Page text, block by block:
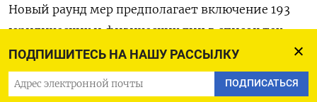
ПОДПИШИТЕСЬ НА НАШУ РАССЫЛКУ
ПОДПИСАТЬСЯ
Новый раунд мер предполагает включение 193
юридических и физических лиц в список тех,
кому запрещено посещать Евросоюз или вести
бизнес на его территории, но не
предусматривает новых мер против конкретных